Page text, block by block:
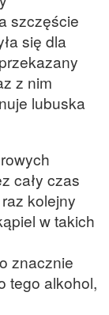
szczęście
się dla
z nim
lubuska
cały czas
kolejny
w takich
znacznie
tego alkohol,